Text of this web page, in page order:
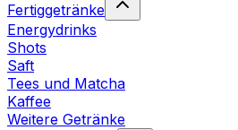
Fertiggetränke
Energydrinks
Shots
Saft
Tees und Matcha
Kaffee
Weitere Getränke